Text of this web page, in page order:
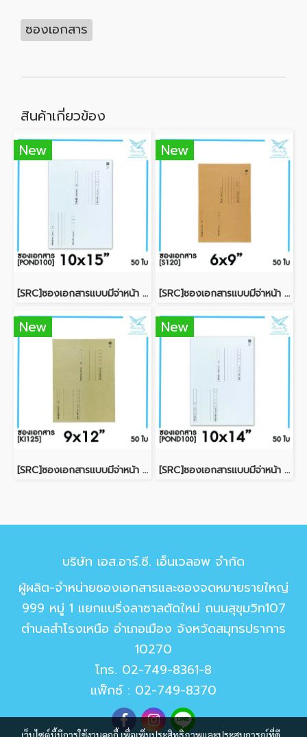
ซองเอกสาร
สินค้าเกี่ยวข้อง
New
[SRC]ซองเอกสารแบบมีจ่าหน้า 10x15"(POND100)
New
[SRC]ซองเอกสารแบบมีจ่าหน้า 6x9"(S120)
New
[SRC]ซองเอกสารแบบมีจ่าหน้า 9x12"(KI125)
New
[SRC]ซองเอกสารแบบมีจ่าหน้า 10x14"(POND100)
บริษัท เอส.อาร์.ซี. เอ็นเวลอพ จำกัด
ผู้ผลิต-จำหน่ายซองเอกสารและซองจดหมายรายใหญ่
999 หมู่ 1 แยกแบริ่งลาซาลตัดใหม่ ถนนสุขุมวิท107
ตำบลสำโรงเหนือ อำเภอเมือง จังหวัดสมุทรปราการ
10270
โทร. 02-749-8361-8
แฟ็กซ์ : 02-749-8370